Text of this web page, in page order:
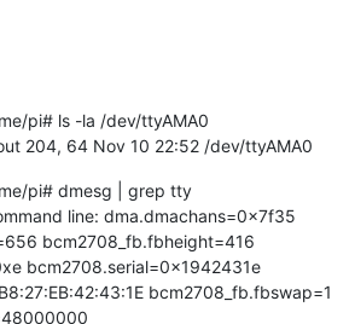
pi# ls -la /dev/ttyAMA0
204, 64 Nov 10 22:52 /dev/ttyAMA0
pi# dmesg | grep tty
line: dma.dmachans=0x7f35
bcm2708_fb.fbheight=416
bcm2708.serial=0x1942431e
bcm2708_fb.fbswap=1